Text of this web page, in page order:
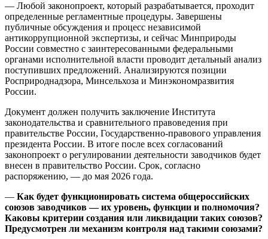
— Любой законопроект, который разрабатывается, проходит
определенные регламентные процедуры. Завершены
публичные обсуждения и процесс независимой
антикоррупционной экспертизы, и сейчас Минприроды
России совместно с заинтересованными федеральными
органами исполнительной власти проводит детальный анализ
поступивших предложений. Анализируются позиции
Росприроднадзора, Минсельхоза и Минэкономразвития
России.
Документ должен получить заключение Института
законодательства и сравнительного правоведения при
правительстве России, Государственно-правового управления
президента России. В итоге после всех согласований
законопроект о регулировании деятельности заводчиков будет
внесен в правительство России. Срок, согласно
распоряжению, — до мая 2026 года.
— Как будет функционировать система общероссийских
союзов заводчиков — их уровень, функции и полномочия?
Каковы критерии создания или ликвидации таких союзов?
Предусмотрен ли механизм контроля над такими союзами?